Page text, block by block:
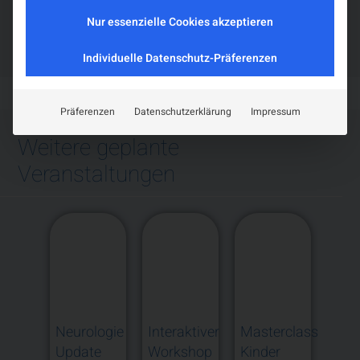
freiwilliger Wissenstest (“Quiz Neurorehabilitation”)
Weitere geplante
Veranstaltungen
Neurologie
Update
Interaktiver
Workshop
Masterclass
Kinder
Nur essenzielle Cookies akzeptieren
Individuelle Datenschutz-Präferenzen
Präferenzen Datenschutzerklärung Impressum